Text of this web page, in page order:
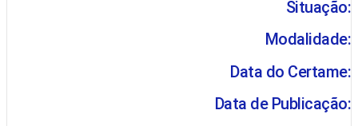
Situação:
Modalidade:
Data do Certame:
Data de Publicação: